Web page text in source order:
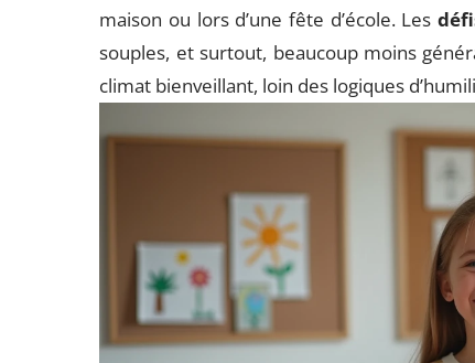
maison ou lors d’une fête d’école. Les
souples, et surtout, beaucoup moins
climat bienveillant, loin des logiques